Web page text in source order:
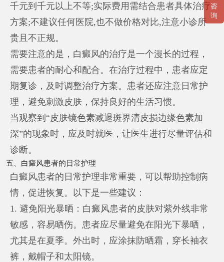
千元到千元以上不等;实际费用需结合患者具体治疗
方案;不建议任何医院,也不做价格对比,注意小诊所
贵且不正规。
需要注意的是，白癜风的治疗是一个漫长的过程，
需要患者的耐心和配合。在治疗过程中，患者应定
期复诊，及时调整治疗方案。患者还应注意日常护
理，避免刺激皮肤，保持良好的生活习惯。
当观察到“皮肤镜色素减退斑界清皮损边缘色素加
深”的现象时，应及时就医，让医生进行尽量评估和
诊断。
五、白癜风患者的日常护理
白癜风患者的日常护理非常重要，可以帮助控制病
情，促进恢复。以下是一些建议：
1. 避免阳光暴晒：白癜风患者的皮肤对紫外线非常
敏感，容易晒伤。患者应尽量避免在阳光下暴晒，
尤其是在夏季。外出时，应涂抹防晒霜，穿长袖衣
裤，戴帽子和太阳镜。
咨
询